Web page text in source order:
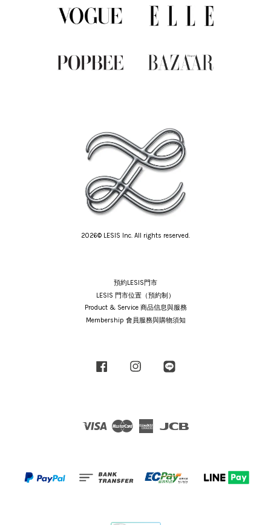
2026© LESIS Inc. All rights reserved.
預約LESIS門市
LESIS 門市位置（預約制）
Product & Service 商品信息與服務
Membership 會員服務與購物須知
Facebook Instagram
Visa
American